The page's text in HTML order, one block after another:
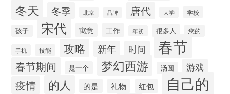
冬天 冬季 北京 品牌 唐代 大学 学校
孩子 宋代 寓意 工作 年初 很多人 您的
手机 技能 攻略 新年 时间 春节
春节期间 是一个 梦幻西游 汤圆 游戏
疫情 的人 的是 礼物 红包 自己的